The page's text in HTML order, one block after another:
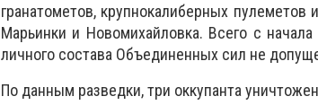
гранатометов, крупнокалиберных
Марьинки и Новомихайловка. Всего с
личного состава Объединенных сил не
По данным разведки, три оккупанта